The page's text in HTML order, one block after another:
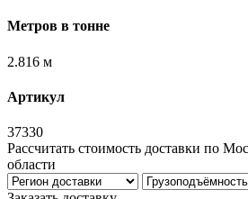
Метров в тонне
2.816 м
Артикул
37330
Рассчитать стоимость доставки по
области